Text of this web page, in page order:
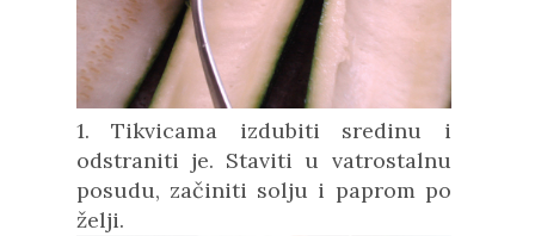
1. Tikvicama izdubiti sredinu i
odstraniti je. Staviti u vatrostalnu
posudu, začiniti solju i paprom po
želji.